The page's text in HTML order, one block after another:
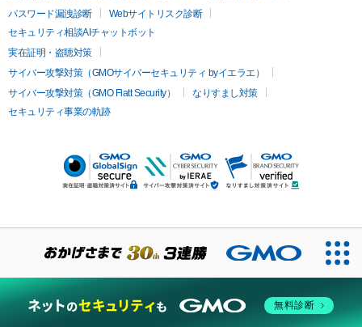
パスワード漏洩診断
Webサイトリスク診断
セキュリティ相談AIチャットボット
実在証明・盗聴対策
サイバー攻撃対策（GMOサイバーセキュリティ byイエラエ）
サイバー攻撃対策（GMO Flatt Security）
なりすまし対策
セキュリティ事業の軌跡
無料診断